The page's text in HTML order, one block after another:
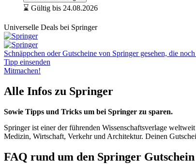
⌛ Gültig bis 24.08.2026
Universelle Deals bei Springer
Schnäppchen oder Gutscheine von Springer gesehen, die
Tipp einsenden
Mitmachen!
Alle Infos zu Springer
Sowie Tipps und Tricks um bei Springer zu sparen.
Springer ist einer der führenden Wissenschaftsverlage
Medizin, Wirtschaft, Verkehr und Architektur. Deinen
FAQ rund um den Springer Gutschein